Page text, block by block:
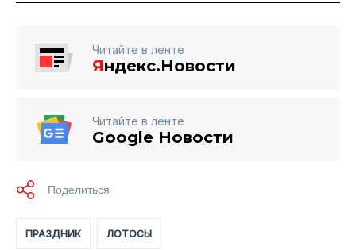
Читайте в ленте
Яндекс.Новости
Читайте в ленте
Google Новости
ПРАЗДНИК ЛОТОСЫ